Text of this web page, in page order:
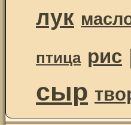
лук
птица рис
сыр